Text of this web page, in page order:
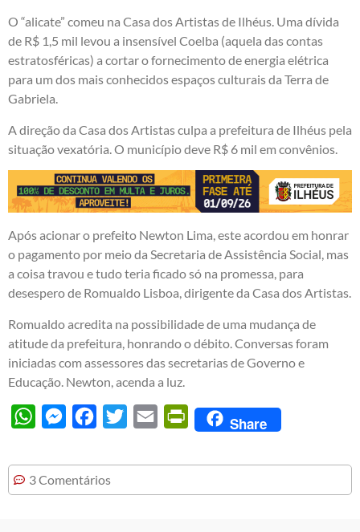
O “alicate” comeu na Casa dos Artistas de Ilhéus. Uma dívida
de R$ 1,5 mil levou a insensível Coelba (aquela das contas
estratosféricas) a cortar o fornecimento de energia elétrica
para um dos mais conhecidos espaços culturais da Terra de
Gabriela.
A direção da Casa dos Artistas culpa a prefeitura de Ilhéus pela
situação vexatória. O município deve R$ 6 mil em convênios.
Após acionar o prefeito Newton Lima, este acordou em honrar
o pagamento por meio da Secretaria de Assistência Social, mas
a coisa travou e tudo teria ficado só na promessa, para
desespero de Romualdo Lisboa, dirigente da Casa dos Artistas.
Romualdo acredita na possibilidade de uma mudança de
atitude da prefeitura, honrando o débito. Conversas foram
iniciadas com assessores das secretarias de Governo e
Educação. Newton, acenda a luz.
WhatsAppMessengerFacebook
Twitter Email PrintFriendly
Share
3 Comentários